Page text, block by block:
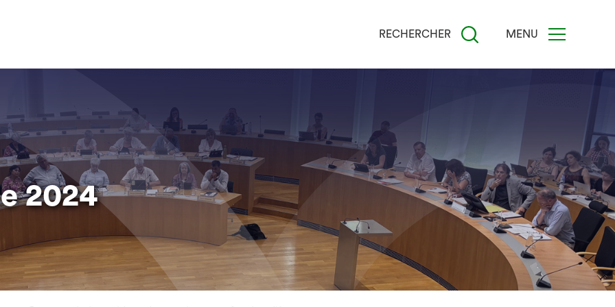
RECHERCHER MENU
2024